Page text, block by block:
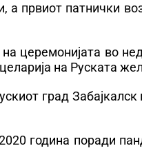
а првиот патнички
церемонијата во
на Руската
град Забајкалск
година поради